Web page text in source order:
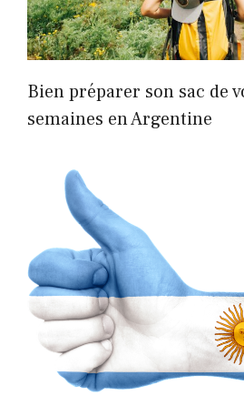
Bien préparer son sac de
semaines en Argentine